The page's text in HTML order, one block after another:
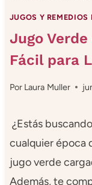
JUGOS Y REMEDIOS
Jugo
Fácil para
Por Laura Muller
¿Estás
cualquier época
jugo verde
Además, te